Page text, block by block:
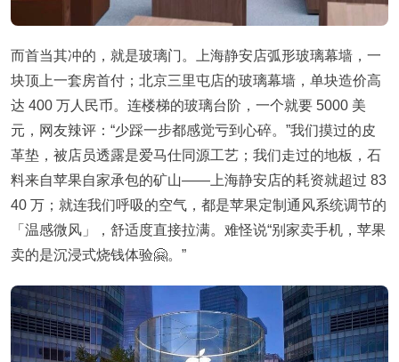
而首当其冲的，就是玻璃门。上海静安店弧形玻璃幕墙，一
块顶上一套房首付；北京三里屯店的玻璃幕墙，单块造价高
达 400 万人民币。连楼梯的玻璃台阶，一个就要 5000 美
元，网友辣评：“少踩一步都感觉亏到心碎。”我们摸过的皮
革垫，被店员透露是爱马仕同源工艺；我们走过的地板，石
料来自苹果自家承包的矿山——上海静安店的耗资就超过 83
40 万；就连我们呼吸的空气，都是苹果定制通风系统调节的
「温感微风」，舒适度直接拉满。难怪说“别家卖手机，苹果
卖的是沉浸式烧钱体验🤗。”